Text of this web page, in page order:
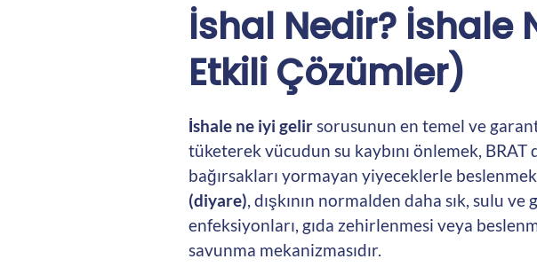
İshal Nedir? İshale
Etkili Çözümler)
İshale ne iyi gelir sorusunun en temel ve
tüketerek vücudun su kaybını önlemek,
bağırsakları yormayan yiyeceklerle
(diyare) , dışkının normalden daha sık, sulu
enfeksiyonları, gıda zehirlenmesi veya
savunma mekanizmasıdır.